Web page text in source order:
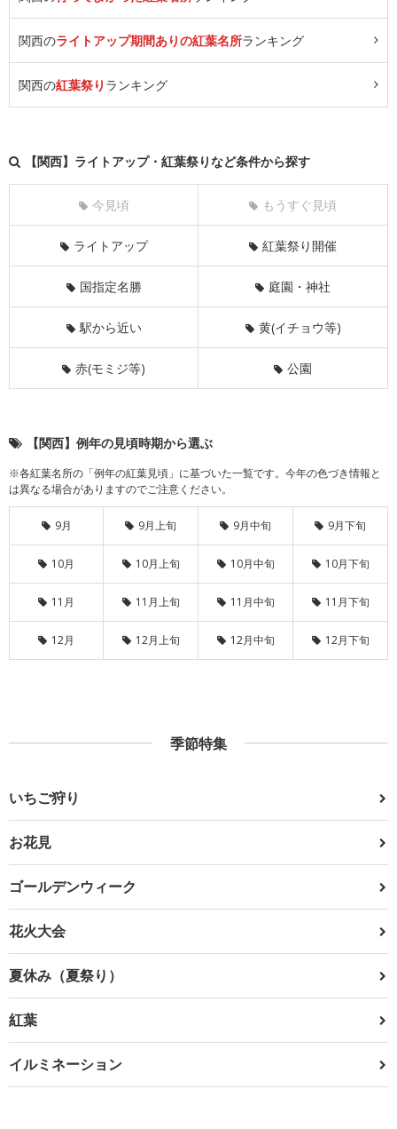
関西のライトアップ期間ありの紅葉名所ランキング
関西の紅葉祭り ランキング
【関西】ライトアップ・紅葉祭りなど条件から探す
今見頃 もうすぐ見頃
ライトアップ 紅葉祭り開催
国指定名勝 庭園・神社
駅から近い 黄(イチョウ等)
赤(モミジ等) 公園
【関西】例年の見頃時期から選ぶ
※各紅葉名所の「例年の紅葉見頃」に基づいた一覧です。今年の色づき情報と
は異なる場合がありますのでご注意ください。
9月 9月上旬 9月中旬 9月下旬
10月 10月上旬 10月中旬 10月下旬
11月 11月上旬 11月中旬 11月下旬
12月 12月上旬 12月中旬 12月下旬
季節特集
いちご狩り
お花見
ゴールデンウィーク
花火大会
夏休み（夏祭り）
紅葉
イルミネーション